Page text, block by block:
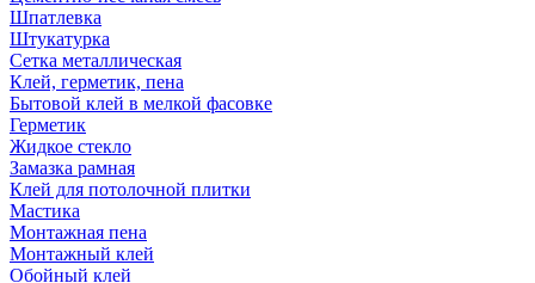
Шпатлевка
Штукатурка
Сетка металлическая
Клей, герметик, пена
Бытовой клей в мелкой фасовке
Герметик
Жидкое стекло
Замазка рамная
Клей для потолочной плитки
Мастика
Монтажная пена
Монтажный клей
Обойный клей